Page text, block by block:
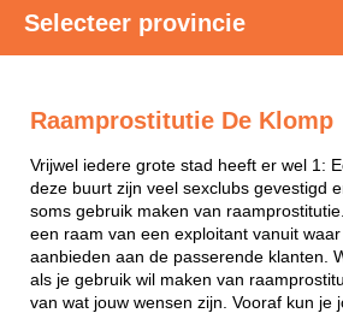
Selecteer provincie
Raamprostitutie De Klomp
Vrijwel iedere grote stad heeft er wel 1:
deze buurt zijn veel sexclubs gevestigd
soms gebruik maken van
een raam van een exploitant vanuit
aanbieden aan de passerende klanten.
als je gebruik wil maken van
van wat jouw wensen zijn. Vooraf kun je